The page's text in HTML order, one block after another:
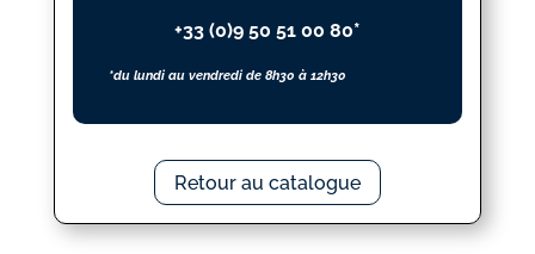
+33 (0)9 50 51 00 80*
*du lundi au vendredi de 8h30 à 12h30
Retour au catalogue